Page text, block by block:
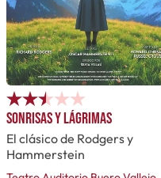
Sonrisas y lágrimas
El clásico de Rodgers y
Hammerstein